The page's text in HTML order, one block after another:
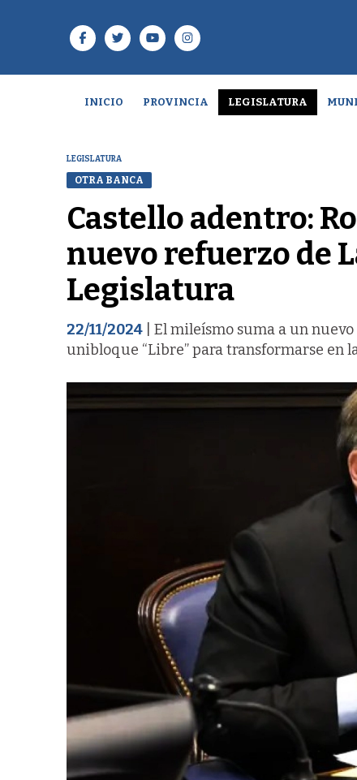
INICIO PROVINCIA LEGISLATURA
LEGISLATURA
OTRA BANCA
Castello adentro:
nuevo refuerzo de
Legislatura
22/11/2024 | El mileísmo suma a un
unibloque “Libre” para transformarse en